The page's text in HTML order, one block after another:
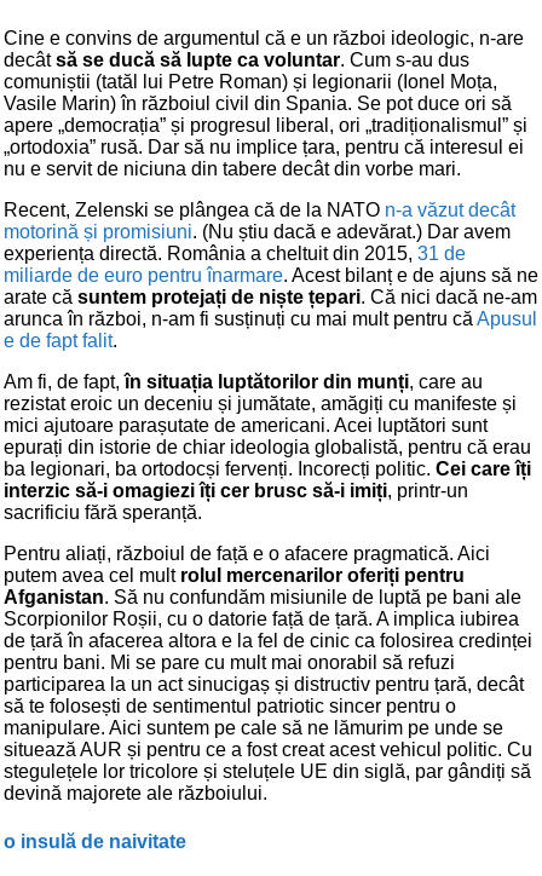
Cine e convins de argumentul că e un război ideologic, n-are
decâtsă se ducă să lupte ca voluntar. Cum s-au dus
comuniștii (tatăl lui Petre Roman) și legionarii (Ionel Moța,
Vasile Marin) în războiul civil din Spania. Se pot duce ori să
apere „democrația” și progresul liberal, ori „tradiționalismul” și
„ortodoxia” rusă. Dar să nu implice țara, pentru că interesul ei
nu e servit de niciuna din tabere decât din vorbe mari.
Recent, Zelenski se plângea că de la NATO n-a văzut decât
motorină și promisiuni. (Nu știu dacă e adevărat.) Dar avem
experiența directă. România a cheltuit din 2015, 31 de
miliarde de euro pentru înarmare. Acest bilanț e de ajuns să ne
arate că suntem protejați de niște țepari. Că nici dacă ne-am
arunca în război, n-am fi susținuți cu mai mult pentru căApusul
e de fapt falit.
Am fi, de fapt,în situația luptătorilor din munți, care au
rezistat eroic un deceniu și jumătate, amăgiți cu manifeste și
mici ajutoare parașutate de americani. Acei luptători sunt
epurați din istorie de chiar ideologia globalistă, pentru că erau
ba legionari, ba ortodocși fervenți. Incorecți politic. Cei care îți
interzic să-i omagiezi îți cer brusc să-i imiți, printr-un
sacrificiu fără speranță.
Pentru aliați, războiul de față e o afacere pragmatică. Aici
putem avea cel mult rolul mercenarilor oferiți pentru
Afganistan. Să nu confundăm misiunile de luptă pe bani ale
Scorpionilor Roșii, cu o datorie față de țară. A implica iubirea
de țară în afacerea altora e la fel de cinic ca folosirea credinței
pentru bani. Mi se pare cu mult mai onorabil să refuzi
participarea la un act sinucigaș și distructiv pentru țară, decât
să te folosești de sentimentul patriotic sincer pentru o
manipulare. Aici suntem pe cale să ne lămurim pe unde se
situează AUR și pentru ce a fost creat acest vehicul politic. Cu
stegulețele lor tricolore și steluțele UE din siglă, par gândiți să
devină majorete ale războiului.
o insulă de naivitate